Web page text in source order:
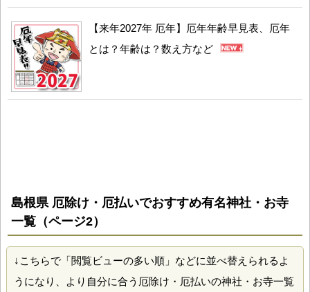
【来年2027年 厄年】厄年年齢早見表、厄年
とは？年齢は？数え方など
島根県 厄除け・厄払いでおすすめ有名神社・お寺
一覧（ページ2）
↓こちらで「閲覧ビューの多い順」などに並べ替えられるよ
うになり、より自分に合う厄除け・厄払いの神社・お寺一覧